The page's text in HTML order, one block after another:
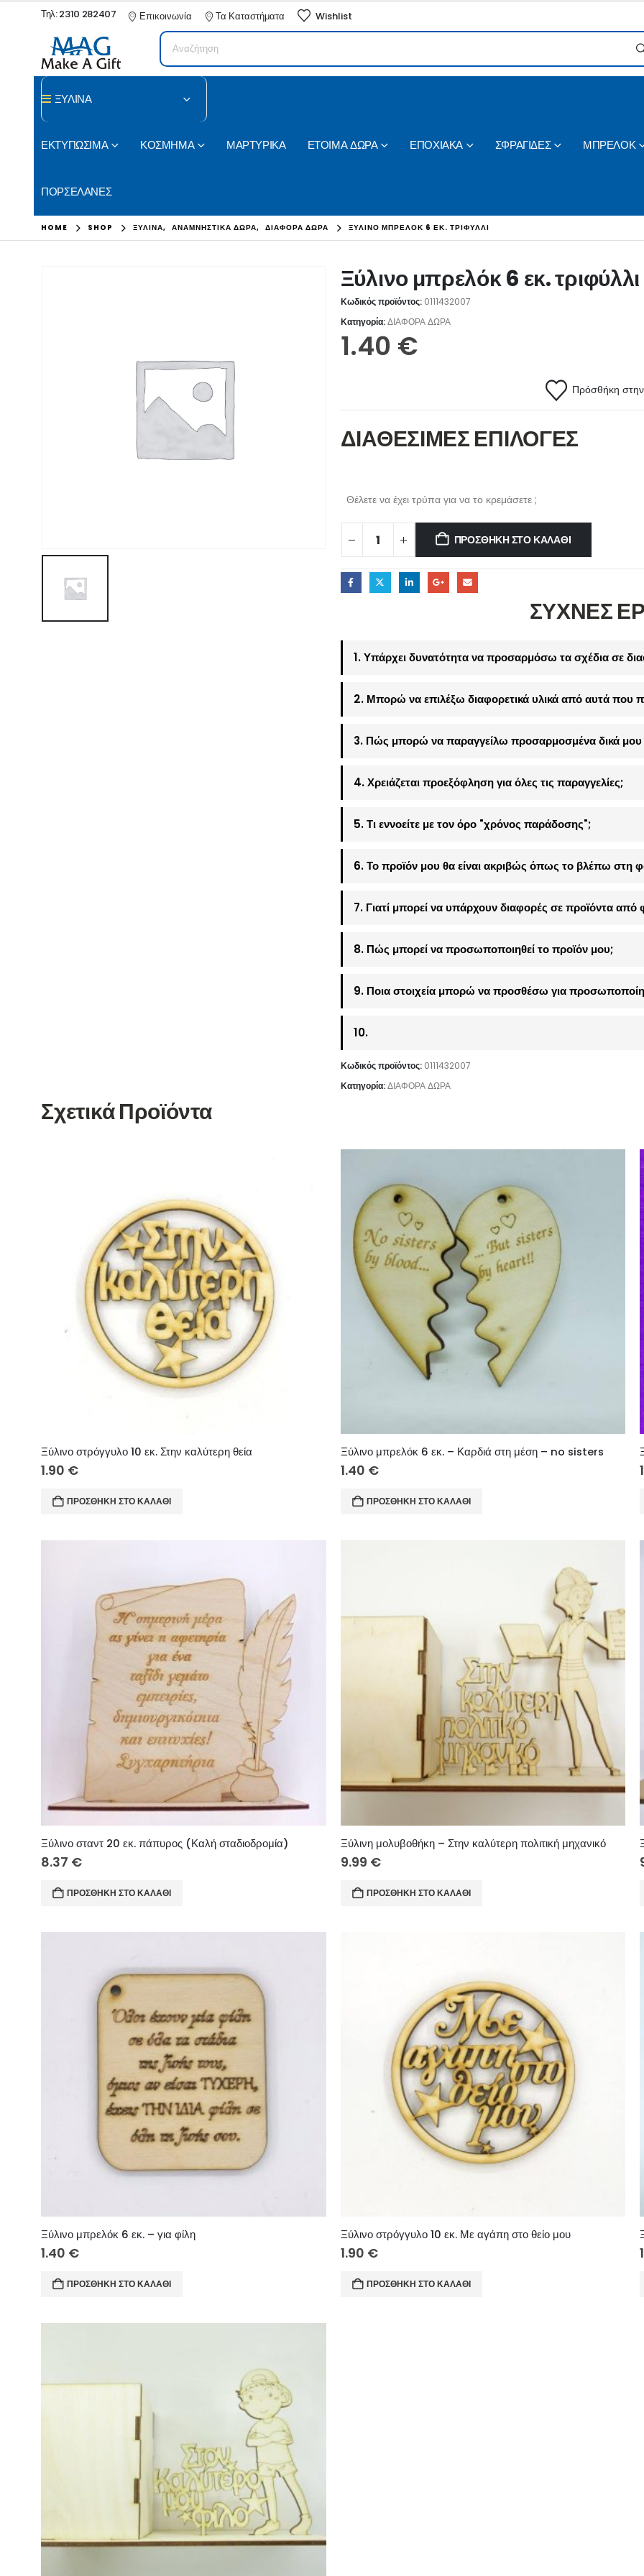
Τηλ: 2310 282407 Επικοινωνία Τα Καταστήματα Wishlist
ΞΥΛΙΝΑ
ΕΚΤΥΠΩΣΙΜΑ ΚΟΣΜΗΜΑ ΜΑΡΤΥΡΙΚΑ ΕΤΟΙΜΑ ΔΩΡΑ ΕΠΟΧΙΑΚΑ ΣΦΡΑΓΙΔΕΣ ΜΠΡΕΛΟΚ
ΠΟΡΣΕΛΑΝΕΣ
HOME SHOP ΞΥΛΙΝΑ, ΑΝΑΜΝΗΣΤΙΚΑ ΔΩΡΑ, ΔΙΑΦΟΡΑ ΔΩΡΑ ΞΎΛΙΝΟ ΜΠΡΕΛΌΚ 6 ΕΚ. ΤΡΙΦΎΛΛΙ
Ξύλινο μπρελόκ 6 εκ. τριφύλλι
Κωδικός προϊόντος: 0111432007
Κατηγορία:ΔΙΑΦΟΡΑ ΔΩΡΑ
1.40 €
Πρόσθήκη στην
ΔΙΑΘΕΣΙΜΕΣ ΕΠΙΛΟΓΕΣ
Θέλετε να έχει τρύπα για να το κρεμάσετε ;
ΠΡΟΣΘΉΚΗ ΣΤΟ ΚΑΛΆΘΙ
ΣΥΧΝΕΣ
1. Υπάρχει δυνατότητα να προσαρμόσω τα σχέδια σε
2. Μπορώ να επιλέξω διαφορετικά υλικά από αυτά που
3. Πώς μπορώ να παραγγείλω προσαρμοσμένα δικά μου
4. Χρειάζεται προεξόφληση για όλες τις παραγγελίες;
5. Τι εννοείτε με τον όρο "χρόνος παράδοσης";
6. Το προϊόν μου θα είναι ακριβώς όπως το βλέπω στη
7. Γιατί μπορεί να υπάρχουν διαφορές σε προϊόντα από
8. Πώς μπορεί να προσωποποιηθεί το προϊόν μου;
9. Ποια στοιχεία μπορώ να προσθέσω για
10.
Κωδικός προϊόντος: 0111432007
Κατηγορία:ΔΙΑΦΟΡΑ ΔΩΡΑ
Σχετικά Προϊόντα
Ξύλινο στρόγγυλο 10 εκ. Στην καλύτερη θεία
1.90 €
ΠΡΟΣΘΉΚΗ ΣΤΟ ΚΑΛΆΘΙ
Ξύλινο μπρελόκ 6 εκ. – Καρδιά στη μέση – no sisters
1.40 €
ΠΡΟΣΘΉΚΗ ΣΤΟ ΚΑΛΆΘΙ
Ξύλινο σταντ 20 εκ. πάπυρος (Καλή σταδιοδρομία)
8.37 €
ΠΡΟΣΘΉΚΗ ΣΤΟ ΚΑΛΆΘΙ
Ξύλινη μολυβοθήκη – Στην καλύτερη πολιτική μηχανικό
9.99 €
ΠΡΟΣΘΉΚΗ ΣΤΟ ΚΑΛΆΘΙ
Ξύλινο μπρελόκ 6 εκ. – για φίλη
1.40 €
ΠΡΟΣΘΉΚΗ ΣΤΟ ΚΑΛΆΘΙ
Ξύλινο στρόγγυλο 10 εκ. Με αγάπη στο θείο μου
1.90 €
ΠΡΟΣΘΉΚΗ ΣΤΟ ΚΑΛΆΘΙ